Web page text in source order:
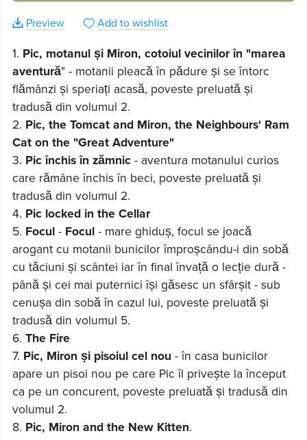
Preview Add to wishlist
1. Pic, motanul și Miron, cotoiul vecinilor în "marea
aventură" - motanii pleacă în pădure și se întorc
flămânzi și speriați acasă, poveste preluată și
tradusă din volumul 2.
2. Pic, the Tomcat and Miron, the Neighbours' Ram
Cat on the "Great Adventure"
3. Pic închis în zămnic- aventura motanului curios
care rămâne închis în beci, poveste preluată și
tradusă din volumul 2.
4. Pic locked in the Cellar
5. Focul- Focul - mare ghiduș, focul se joacă
arogant cu motanii bunicilor împroșcându-i din sobă
cu tăciuni și scântei iar în final învață o lecție dură -
până și cei mai puternici își găsesc un sfârșit - sub
cenușa din sobă în cazul lui, poveste preluată și
tradusă din volumul 5.
6. The Fire
7. Pic, Miron și pisoiul cel nou - în casa bunicilor
apare un pisoi nou pe care Pic îl privește la început
ca pe un concurent, poveste preluată și tradusă din
volumul 2.
8. Pic, Miron and the New Kitten.